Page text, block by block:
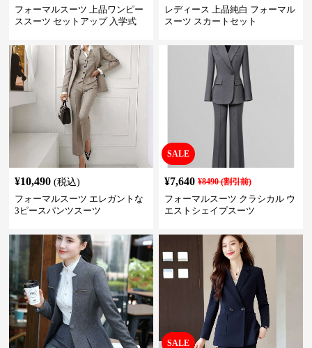
フォーマルスーツ 上品ワンピー
ススーツ セットアップ 入学式
レディース 上品純白 フォーマル
スーツ スカートセット
¥10,490 (税込)
フォーマルスーツ エレガントな
3ピースパンツスーツ
SALE
¥7,640 ¥8490(割引前)
フォーマルスーツ クラシカル ウ
エストシェイプスーツ
SALE